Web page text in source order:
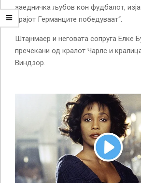
заедничка љубов кон фудбалот,
крајот Германците победуваат“.
Штајнмаер и неговата сопруга Елке
пречекани од кралот Чарлс и
Виндзор.